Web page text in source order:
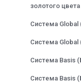
золотого цвета
Система Global
Система Global
Система Basis
Система Basis